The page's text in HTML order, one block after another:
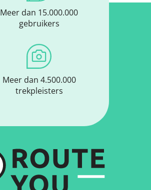
Meer dan 15.000.000
gebruikers
Meer dan 4.500.000
trekpleisters